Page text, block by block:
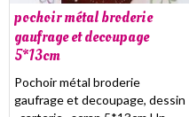
pochoir métal broderie
gaufrage et decoupage
5*13cm
Pochoir métal broderie
gaufrage et decoupage, dessin